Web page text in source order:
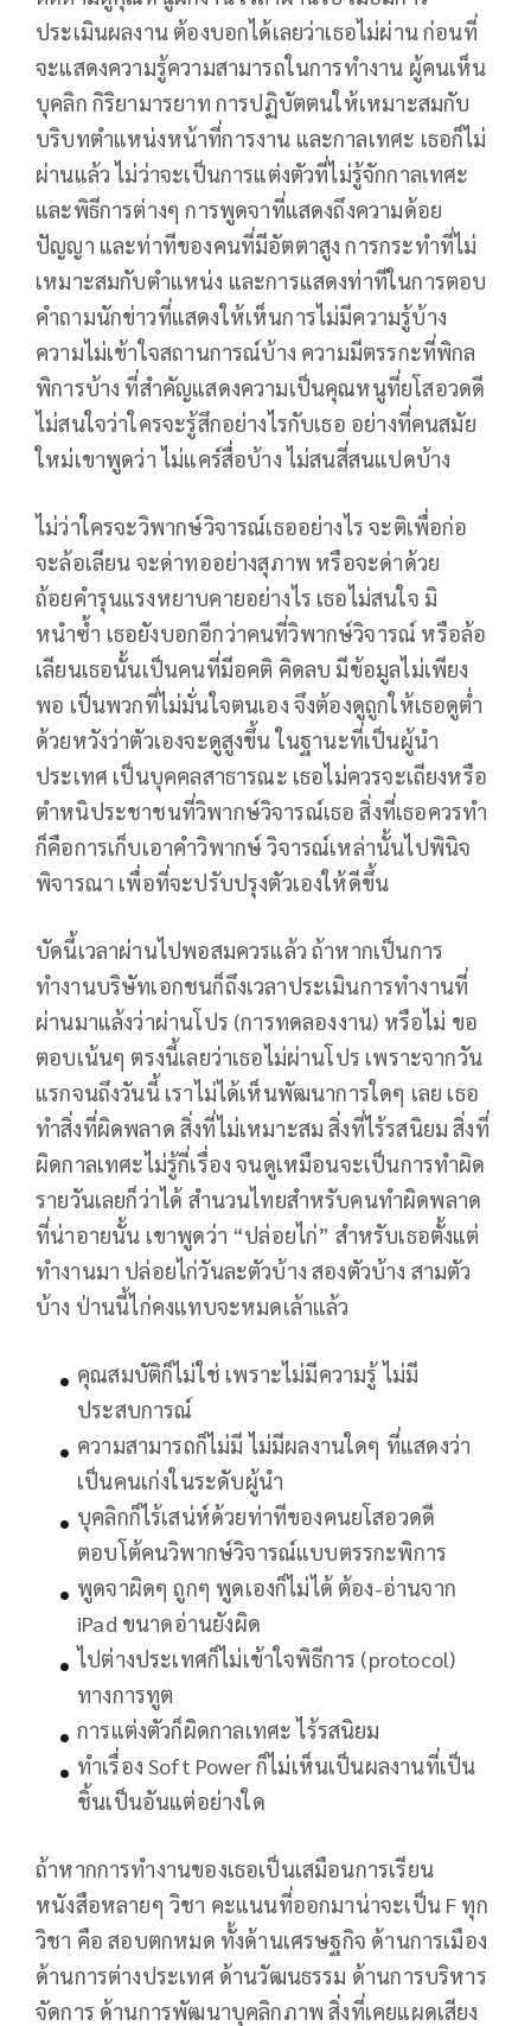
ประเมินผลงาน ต้องบอกได้เลยว่าเธอไม่ผ่าน ก่อนที่
จะแสดงความรู้ความสามารถในการทำงาน ผู้คนเห็น
บุคลิก กิริยามารยาท การปฏิบัตตนให้เหมาะสมกับ
บริบทตำแหน่งหน้าที่การงาน และกาลเทศะ เธอก็ไม่
ผ่านแล้ว ไม่ว่าจะเป็นการแต่งตัวที่ไม่รู้จักกาลเทศะ
และพิธีการต่างๆ การพูดจาที่แสดงถึงความด้อย
ปัญญา และท่าทีของคนที่มีอัตตาสูง การกระทำที่ไม่
เหมาะสมกับตำแหน่ง และการแสดงท่าทีในการตอบ
คำถามนักข่าวที่แสดงให้เห็นการไม่มีความรู้บ้าง
ความไม่เข้าใจสถานการณ์บ้าง ความมีตรรกะที่พิกล
พิการบ้าง ที่สำคัญแสดงความเป็นคุณหนูที่ยโสอวดดี
ไม่สนใจว่าใครจะรู้สึกอย่างไรกับเธอ อย่างที่คนสมัย
ใหม่เขาพูดว่า ไม่แคร์สื่อบ้าง ไม่สนสี่สนแปดบ้าง
ไม่ว่าใครจะวิพากษ์วิจารณ์เธออย่างไร จะติเพื่อก่อ
จะล้อเลียน จะด่าทออย่างสุภาพ หรือจะด่าด้วย
ถ้อยคำรุนแรงหยาบคายอย่างไร เธอไม่สนใจ มิ
หนำซ้ำ เธอยังบอกอีกว่าคนที่วิพากษ์วิจารณ์ หรือล้อ
เลียนเธอนั้นเป็นคนที่มีอคติ คิดลบ มีข้อมูลไม่เพียง
พอ เป็นพวกที่ไม่มั่นใจตนเอง จึงต้องดูถูกให้เธอดูต่ำ
ด้วยหวังว่าตัวเองจะดูสูงขึ้น ในฐานะที่เป็นผู้นำ
ประเทศ เป็นบุคคลสาธารณะ เธอไม่ควรจะเถียงหรือ
ตำหนิประชาชนที่วิพากษ์วิจารณ์เธอ สิ่งที่เธอควรทำ
ก็คือการเก็บเอาคำวิพากษ์ วิจารณ์เหล่านั้นไปพินิจ
พิจารณา เพื่อที่จะปรับปรุงตัวเองให้ดีขึ้น
บัดนี้เวลาผ่านไปพอสมควรแล้ว ถ้าหากเป็นการ
ทำงานบริษัทเอกชนก็ถึงเวลาประเมินการทำงานที่
ผ่านมาแล้งว่าผ่านโปร (การทดลองงาน) หรือไม่ ขอ
ตอบเน้นๆ ตรงนี้เลยว่าเธอไม่ผ่านโปร เพราะจากวัน
แรกจนถึงวันนี้ เราไม่ได้เห็นพัฒนาการใดๆ เลย เธอ
ทำสิ่งที่ผิดพลาด สิ่งที่ไม่เหมาะสม สิ่งที่ไร้รสนิยม สิ่งที่
ผิดกาลเทศะไม่รู้กี่เรื่อง จนดูเหมือนจะเป็นการทำผิด
รายวันเลยก็ว่าได้ สำนวนไทยสำหรับคนทำผิดพลาด
ที่น่าอายนั้น เขาพูดว่า “ปล่อยไก่” สำหรับเธอตั้งแต่
ทำงานมา ปล่อยไก่วันละตัวบ้าง สองตัวบ้าง สามตัว
บ้าง ป่านนี้ไก่คงแทบจะหมดเล้าแล้ว
คุณสมบัติก็ไม่ใช่ เพราะไม่มีความรู้ ไม่มี
ประสบการณ์
ความสามารถก็ไม่มี ไม่มีผลงานใดๆ ที่แสดงว่า
เป็นคนเก่งในระดับผู้นำ
บุคลิกก็ไร้เสน่ห์ด้วยท่าทีของคนยโสอวดดี
ตอบโต้คนวิพากษ์วิจารณ์แบบตรรกะพิการ
พูดจาผิดๆ ถูกๆ พูดเองก็ไม่ได้ ต้อง-อ่านจาก
iPad ขนาดอ่านยังผิด
ไปต่างประเทศก็ไม่เข้าใจพิธีการ (protocol)
ทางการทูต
การแต่งตัวก็ผิดกาลเทศะ ไร้รสนิยม
ทำเรื่อง Soft Power ก็ไม่เห็นเป็นผลงานที่เป็น
ชิ้นเป็นอันแต่อย่างใด
ถ้าหากการทำงานของเธอเป็นเสมือนการเรียน
หนังสือหลายๆ วิชา คะแนนที่ออกมาน่าจะเป็น F ทุก
วิชา คือ สอบตกหมด ทั้งด้านเศรษฐกิจ ด้านการเมือง
ด้านการต่างประเทศ ด้านวัฒนธรรม ด้านการบริหาร
จัดการ ด้านการพัฒนาบุคลิกภาพ สิ่งที่เคยแผดเสียง